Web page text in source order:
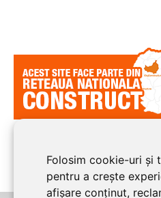
Folosim cookie-uri și
pentru a crește
afișare conținut,